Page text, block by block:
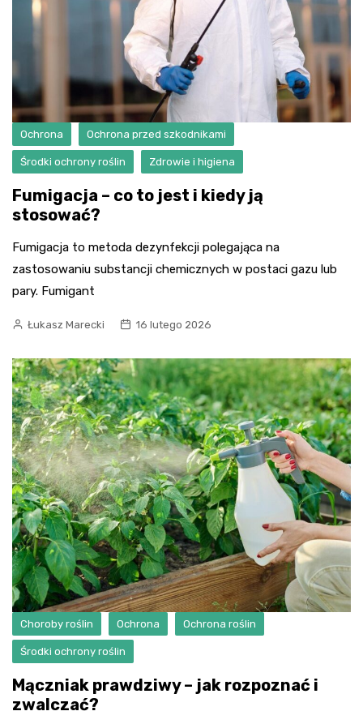
Ochrona Ochrona przed szkodnikami
Środki ochrony roślin Zdrowie i higiena
Fumigacja – co to jest i kiedy ją
stosować?
Fumigacja to metoda dezynfekcji polegająca na
zastosowaniu substancji chemicznych w postaci gazu lub
pary. Fumigant
Łukasz Marecki 16 lutego 2026
Choroby roślin Ochrona Ochrona roślin
Środki ochrony roślin
Mączniak prawdziwy – jak rozpoznać i
zwalczać?